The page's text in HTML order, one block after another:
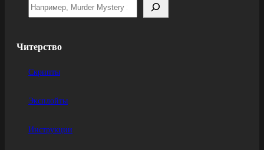
Читерство
Скрипты
Эксплойты
Инструкции